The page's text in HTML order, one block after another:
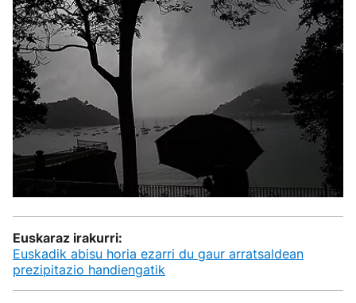
Euskaraz irakurri:
Euskadik abisu horia ezarri du gaur arratsaldean
prezipitazio handiengatik